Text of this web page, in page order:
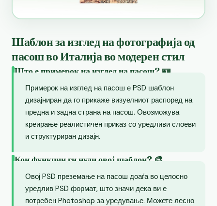
Шаблон за изглед на фотографија од
пасош во Италија во модерен стил
Што е примерок на изглед на пасош? 🪪
Примерок на изглед на пасош е PSD шаблон
дизајниран да го прикаже визуелниот распоред на
предна и задна страна на пасош. Овозможува
креирање реалистичен приказ со уредливи слоеви
и структуриран дизајн.
Кои функции ги нуди овој шаблон? 🎨
Овој PSD преземање на пасош доаѓа во целосно
уредлив PSD формат, што значи дека ви е
потребен Photoshop за уредување. Можете лесно